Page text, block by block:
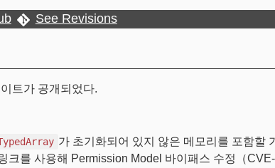
See Revisions
트가 공개되었다.
가 초기화되어 있지 않은 메모리를 포함할
를 사용해 Permission Model 바이패스 수정（